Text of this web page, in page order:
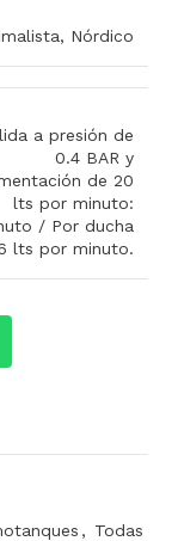
Nórdico
a presión de
0.4 BAR y
de 20
lts por minuto:
/ Por ducha
lts por minuto.
, Todas